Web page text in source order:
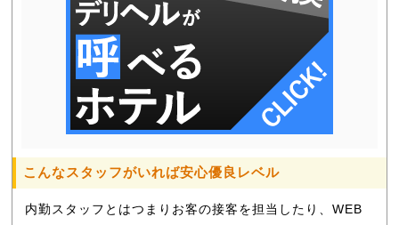
こんなスタッフがいれば安心優良レベル
内勤スタッフとはつまりお客の接客を担当したり、WEB